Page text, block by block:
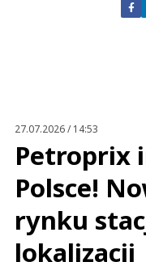
Nie
27.07.2026 / 14:53
Petroprix
Polsce!
rynku
lokalizacji